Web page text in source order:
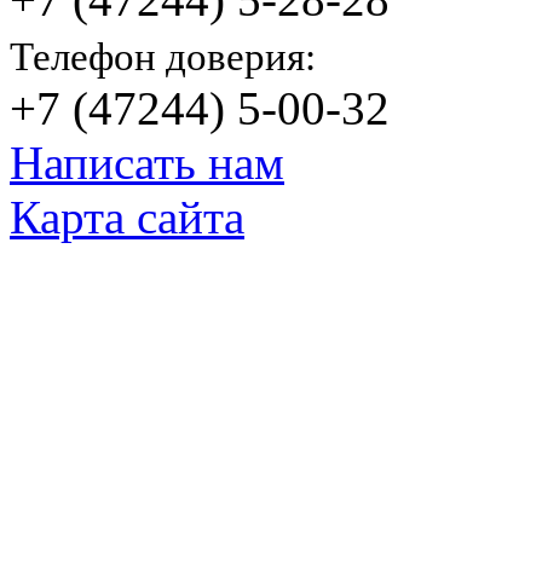
Телефон доверия:
+7 (47244) 5-00-32
Написать нам
Карта сайта